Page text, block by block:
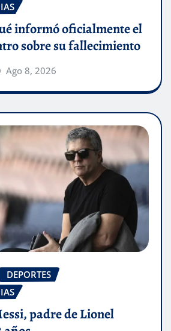
informó oficialmente el
sobre su fallecimiento
Ago 8, 2026
DEPORTES
padre de Lionel